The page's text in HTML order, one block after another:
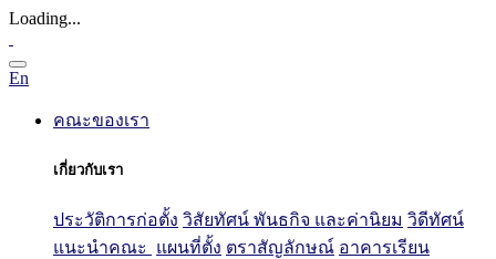
Loading...
En
คณะของเรา
เกี่ยวกับเรา
ประวัติการก่อตั้ง วิสัยทัศน์ พันธกิจ และค่านิยม วิดีทัศน์
แนะนำคณะ
แผนที่ตั้ง ตราสัญลักษณ์ อาคารเรียน